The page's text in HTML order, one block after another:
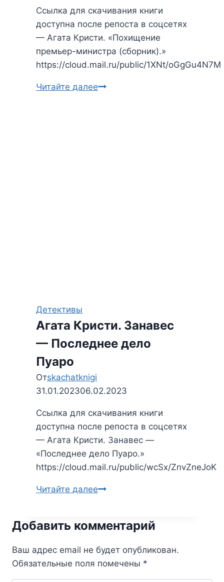
Ссылка для скачивания книги
доступна после репоста в соцсетях
— Агата Кристи. «Похищение
премьер-министра (сборник).»
https://cloud.mail.ru/public/1XNt/oGgGu4N7M
Читайте далееАгата
Детективы
Агата Кристи. Занавес
— Последнее дело
Пуаро
Отskachatknigi
31.01.202306.02.2023
Ссылка для скачивания книги
доступна после репоста в соцсетях
— Агата Кристи. Занавес —
«Последнее дело Пуаро.»
https://cloud.mail.ru/public/wcSx/ZnvZneJoK
Читайте далееАгата
—
дело
Пуаро
Добавить комментарий
Ваш адрес email не будет опубликован.
Обязательные поля помечены *